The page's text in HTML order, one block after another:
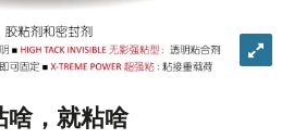
View
，就粘啥